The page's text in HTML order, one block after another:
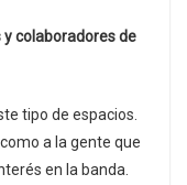
y colaboradores de
tipo de espacios.
a la gente que
en la banda.